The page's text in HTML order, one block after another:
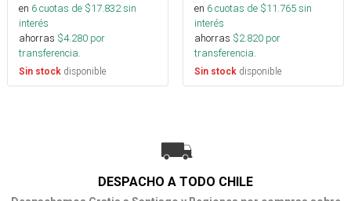
en 6cuotas de $17.832sin
interés
ahorras $4.280 por
transferencia.
Sin stock disponible
en 6cuotas de $11.765sin
interés
ahorras $2.820 por
transferencia.
Sin stock disponible
DESPACHO A TODO CHILE